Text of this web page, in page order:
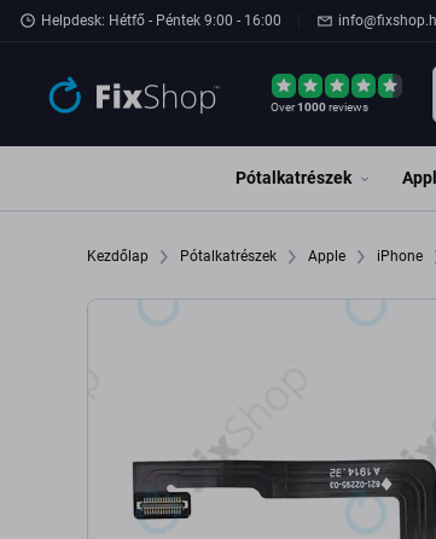
Ugrás az oldal fő részéhez
Helpdesk: Hétfő - Péntek 9:00 - 16:00
Over1000reviews
Pótalkatrészek
Kezdőlap Pótalkatrészek Apple iPhone